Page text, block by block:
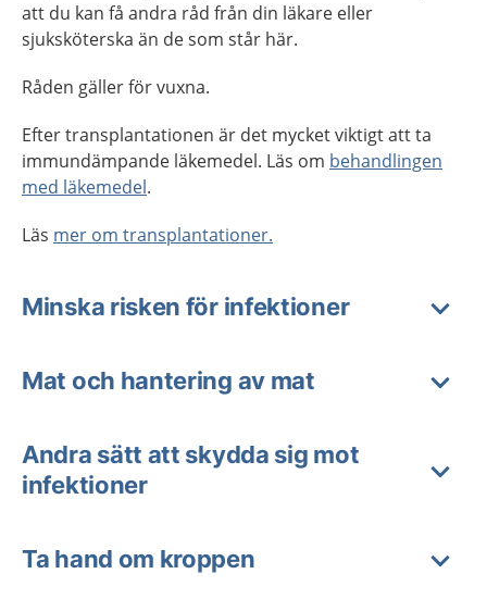
att du kan få andra råd från din läkare eller
sjuksköterska än de som står här.
Råden gäller för vuxna.
Efter transplantationen är det mycket viktigt att ta
immundämpande läkemedel. Läs om behandlingen
med läkemedel.
Läs mer om transplantationer.
Minska risken för infektioner
Mat och hantering av mat
Andra sätt att skydda sig mot
infektioner
Ta hand om kroppen